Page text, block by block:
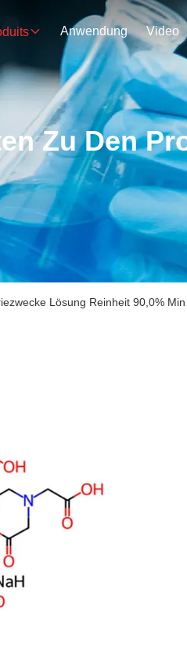
Anwendung Video
Zu Den
Lösung Reinheit 90,0%